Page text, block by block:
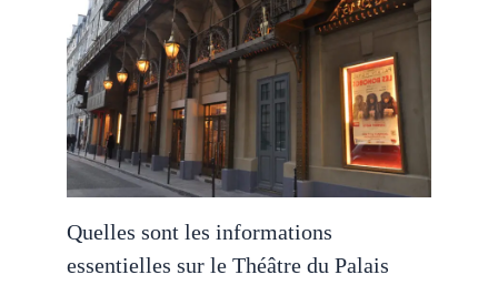
Quelles sont les informations
essentielles sur le Théâtre du Palais